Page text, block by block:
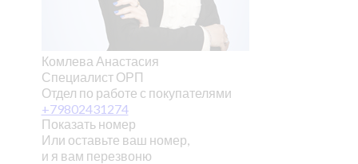
Комлева Анастасия
Специалист ОРП
Отдел по работе с покупателями
+79802431274
Показать номер
Или оставьте ваш номер,
и я вам перезвоню